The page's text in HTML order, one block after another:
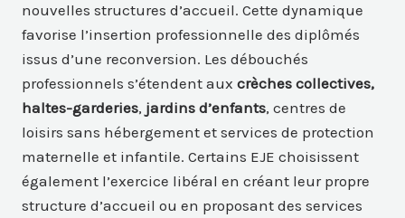
nouvelles structures d’accueil. Cette dynamique
favorise l’insertion professionnelle des diplômés
issus d’une reconversion. Les débouchés
professionnels s’étendent auxcrèches collectives,
haltes-garderies, jardins d’enfants, centres de
loisirs sans hébergement et services de protection
maternelle et infantile. Certains EJE choisissent
également l’exercice libéral en créant leur propre
structure d’accueil ou en proposant des services